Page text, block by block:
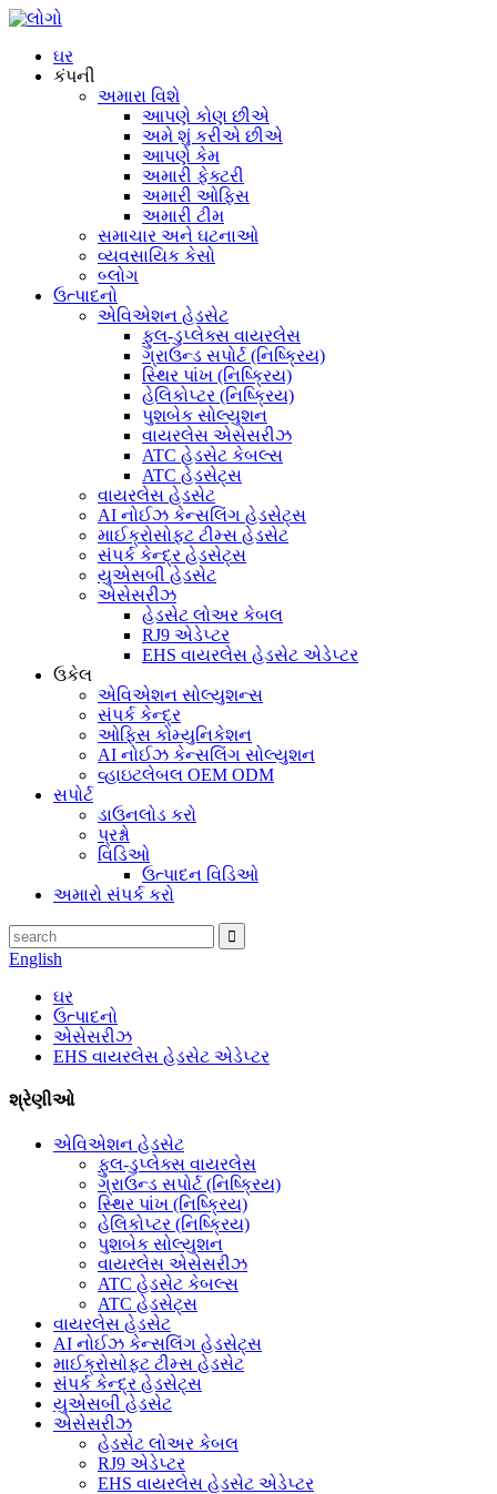
ઘર
કંપની
અમારા વિશે
આપણે કોણ છીએ
અમે શું કરીએ છીએ
આપણે કેમ
અમારી ફેક્ટરી
અમારી ઓફિસ
અમારી ટીમ
સમાચાર અને ઘટનાઓ
વ્યવસાયિક કેસો
બ્લોગ
ઉત્પાદનો
એવિએશન હેડસેટ
ફુલ-ડુપ્લેક્સ વાયરલેસ
ગ્રાઉન્ડ સપોર્ટ (નિષ્ક્રિય)
સ્થિર પાંખ (નિષ્ક્રિય)
હેલિકોપ્ટર (નિષ્ક્રિય)
પુશબેક સોલ્યુશન
વાયરલેસ એસેસરીઝ
ATC હેડસેટ કેબલ્સ
ATC હેડસેટ્સ
વાયરલેસ હેડસેટ
AI નોઈઝ કેન્સલિંગ હેડસેટ્સ
માઈક્રોસોફ્ટ ટીમ્સ હેડસેટ
સંપર્ક કેન્દ્ર હેડસેટ્સ
યુએસબી હેડસેટ
એસેસરીઝ
હેડસેટ લોઅર કેબલ
RJ9 એડેપ્ટર
EHS વાયરલેસ હેડસેટ એડેપ્ટર
ઉકેલ
એવિએશન સોલ્યુશન્સ
સંપર્ક કેન્દ્ર
ઓફિસ કોમ્યુનિકેશન
AI નોઈઝ કેન્સલિંગ સોલ્યુશન
વ્હાઇટલેબલ OEM ODM
સપોર્ટ
ડાઉનલોડ કરો
પ્રશ્નો
વિડિઓ
ઉત્પાદન વિડિઓ
અમારો સંપર્ક કરો
English
ઘર
ઉત્પાદનો
એસેસરીઝ
EHS વાયરલેસ હેડસેટ એડેપ્ટર
શ્રેણીઓ
એવિએશન હેડસેટ
ફુલ-ડુપ્લેક્સ વાયરલેસ
ગ્રાઉન્ડ સપોર્ટ (નિષ્ક્રિય)
સ્થિર પાંખ (નિષ્ક્રિય)
હેલિકોપ્ટર (નિષ્ક્રિય)
પુશબેક સોલ્યુશન
વાયરલેસ એસેસરીઝ
ATC હેડસેટ કેબલ્સ
ATC હેડસેટ્સ
વાયરલેસ હેડસેટ
AI નોઈઝ કેન્સલિંગ હેડસેટ્સ
માઈક્રોસોફ્ટ ટીમ્સ હેડસેટ
સંપર્ક કેન્દ્ર હેડસેટ્સ
યુએસબી હેડસેટ
એસેસરીઝ
હેડસેટ લોઅર કેબલ
RJ9 એડેપ્ટર
EHS વાયરલેસ હેડસેટ એડેપ્ટર